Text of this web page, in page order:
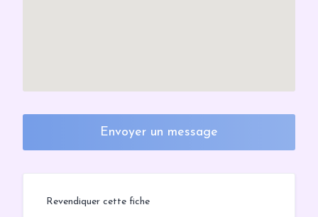
Envoyer un message
Revendiquer cette fiche